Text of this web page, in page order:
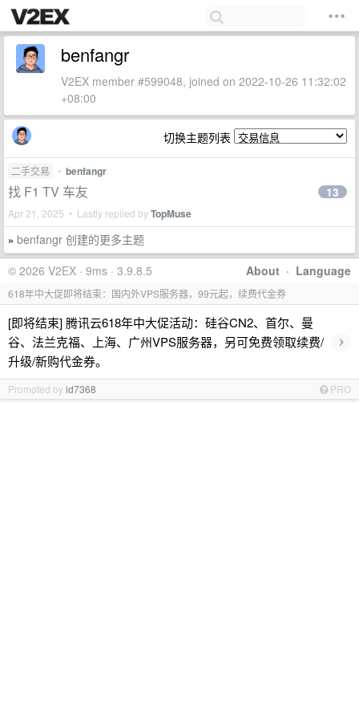
benfangr
V2EX member #599048, joined on 2022-10-26 11:32:02
+08:00
切换主题列表
二手交易 • benfangr
找 F1 TV 车友
Apr 21, 2025 • Lastly replied byTopMuse
13
» benfangr 创建的更多主题
About · Language
© 2026 V2EX · 9ms · 3.9.8.5
618年中大促即将结束：国内外VPS服务器，99元起，续费代金券
[即将结束] 腾讯云618年中大促活动：硅谷CN2、首尔、曼
谷、法兰克福、上海、广州VPS服务器，另可免费领取续费/
升级/新购代金券。
›
Promoted byid7368 PRO